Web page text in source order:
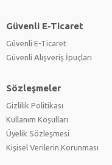
Güvenli E-Ticaret
Güvenli E-Ticaret
Güvenli Alışveriş İpuçları
Sözleşmeler
Gizlilik Politikası
Kullanım Koşulları
Üyelik Sözleşmesi
Kişisel Verilerin Korunması